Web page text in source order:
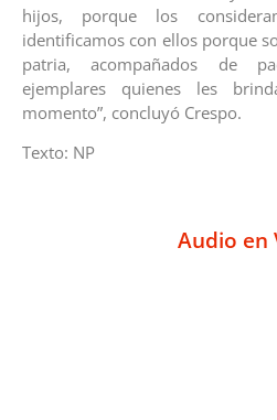
hijos, porque los
identificamos con ellos porque
patria, acompañados de
ejemplares quienes les
momento”, concluyó Crespo.
Texto: NP
Audio en